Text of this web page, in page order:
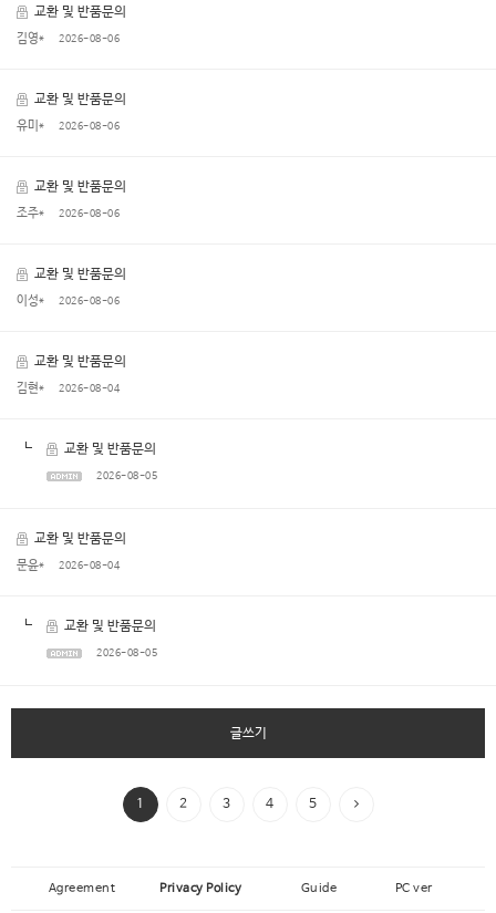
교환 및 반품문의
김영* 2026-08-06
교환 및 반품문의
유미* 2026-08-06
교환 및 반품문의
조주* 2026-08-06
교환 및 반품문의
이성* 2026-08-06
교환 및 반품문의
김현* 2026-08-04
교환 및 반품문의
2026-08-05
교환 및 반품문의
문윤* 2026-08-04
교환 및 반품문의
2026-08-05
글쓰기
1 2 3 4 5
Agreement Privacy Policy Guide PC ver